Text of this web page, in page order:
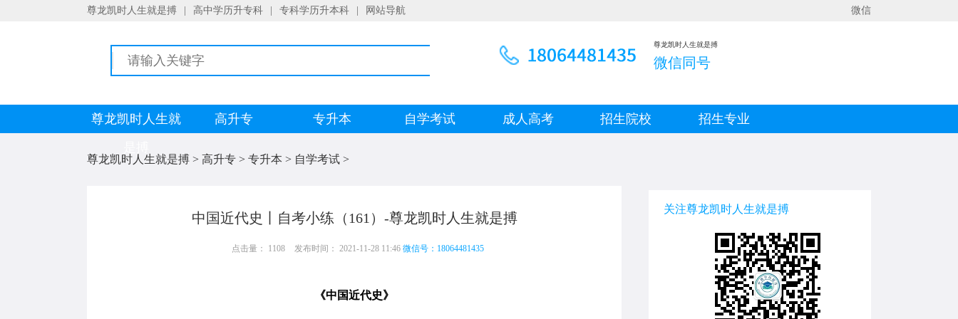
尊龙凯时人生就是搏 高中学历升专科 专科学历升本科 网站导航 微信
尊龙凯时人生就是搏
微信同号
尊龙凯时人生就
高升专 专升本 自学考试 成人高考 招生院校 招生专业
尊龙凯时人生就是搏 > 高升专 > 专升本 > 自学考试 >
中国近代史丨自考小练（161）-尊龙凯时人生就是搏
点击量： 1108 发布时间： 2021-11-28 11:46 微信号：18064481435
《中国近代史》
关注尊龙凯时人生就是搏